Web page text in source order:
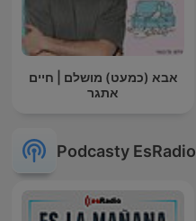
אבא (כמעט) מושלם | חיים
אתגר
Podcasty EsRadio